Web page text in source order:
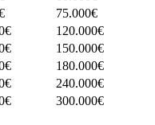
75.000€
120.000€
150.000€
180.000€
240.000€
300.000€